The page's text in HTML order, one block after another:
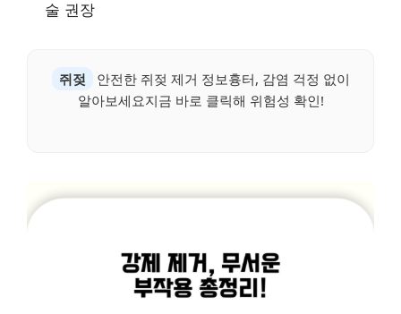
술 권장
쥐젖
안전한 쥐젖 제거 정보흉터, 감염 걱정 없이
알아보세요지금 바로 클릭해 위험성 확인!